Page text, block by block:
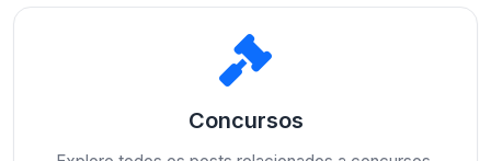
Concursos